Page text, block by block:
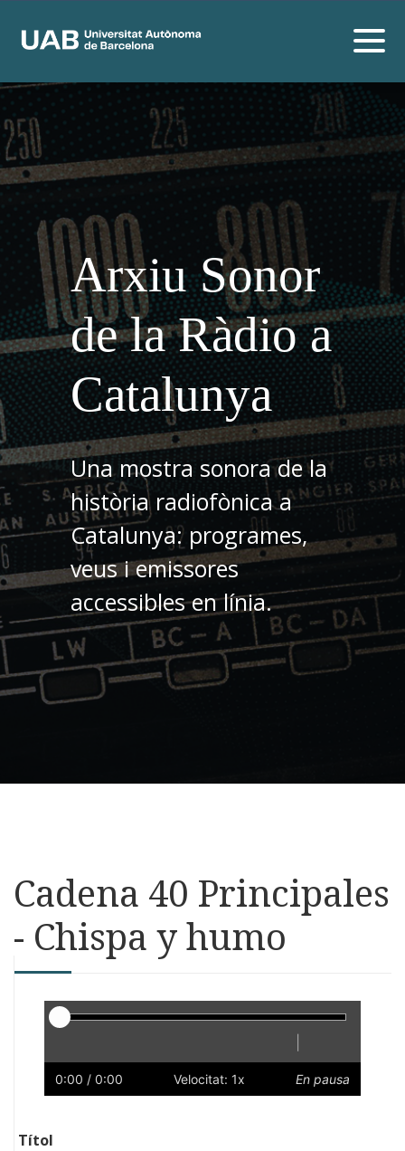
Arxiu Sonor
de la Ràdio a
Catalunya
Una mostra sonora de la
història radiofònica a
Catalunya: programes,
veus i emissores
accessibles en línia.
Cadena 40 Principales
- Chispa y humo
Reproductor
Lent
0:00 / 0:00 Velocitat: 1x En pausa
Títol